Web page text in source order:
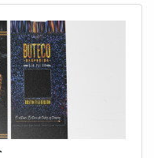
furos para cordão,
necessidades
Clara: Facilita a
visitantes e
Profissional: Contribui
da sua empresa